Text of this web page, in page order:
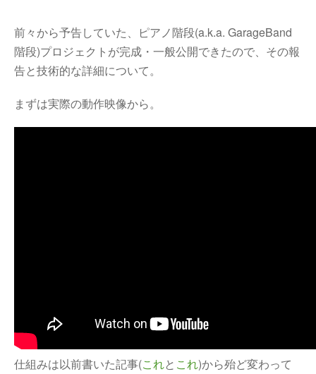
前々から予告していた、ピアノ階段(a.k.a. GarageBand
階段)プロジェクトが完成・一般公開できたので、その報
告と技術的な詳細について。
まずは実際の動作映像から。
仕組みは以前書いた記事(これと これ)から殆ど変わって